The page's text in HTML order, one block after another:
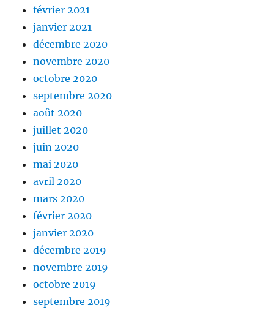
février 2021
janvier 2021
décembre 2020
novembre 2020
octobre 2020
septembre 2020
août 2020
juillet 2020
juin 2020
mai 2020
avril 2020
mars 2020
février 2020
janvier 2020
décembre 2019
novembre 2019
octobre 2019
septembre 2019